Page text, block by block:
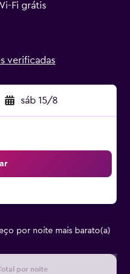
Fi grátis
verificadas
sáb 15/8
por noite mais barato(a)
por noite